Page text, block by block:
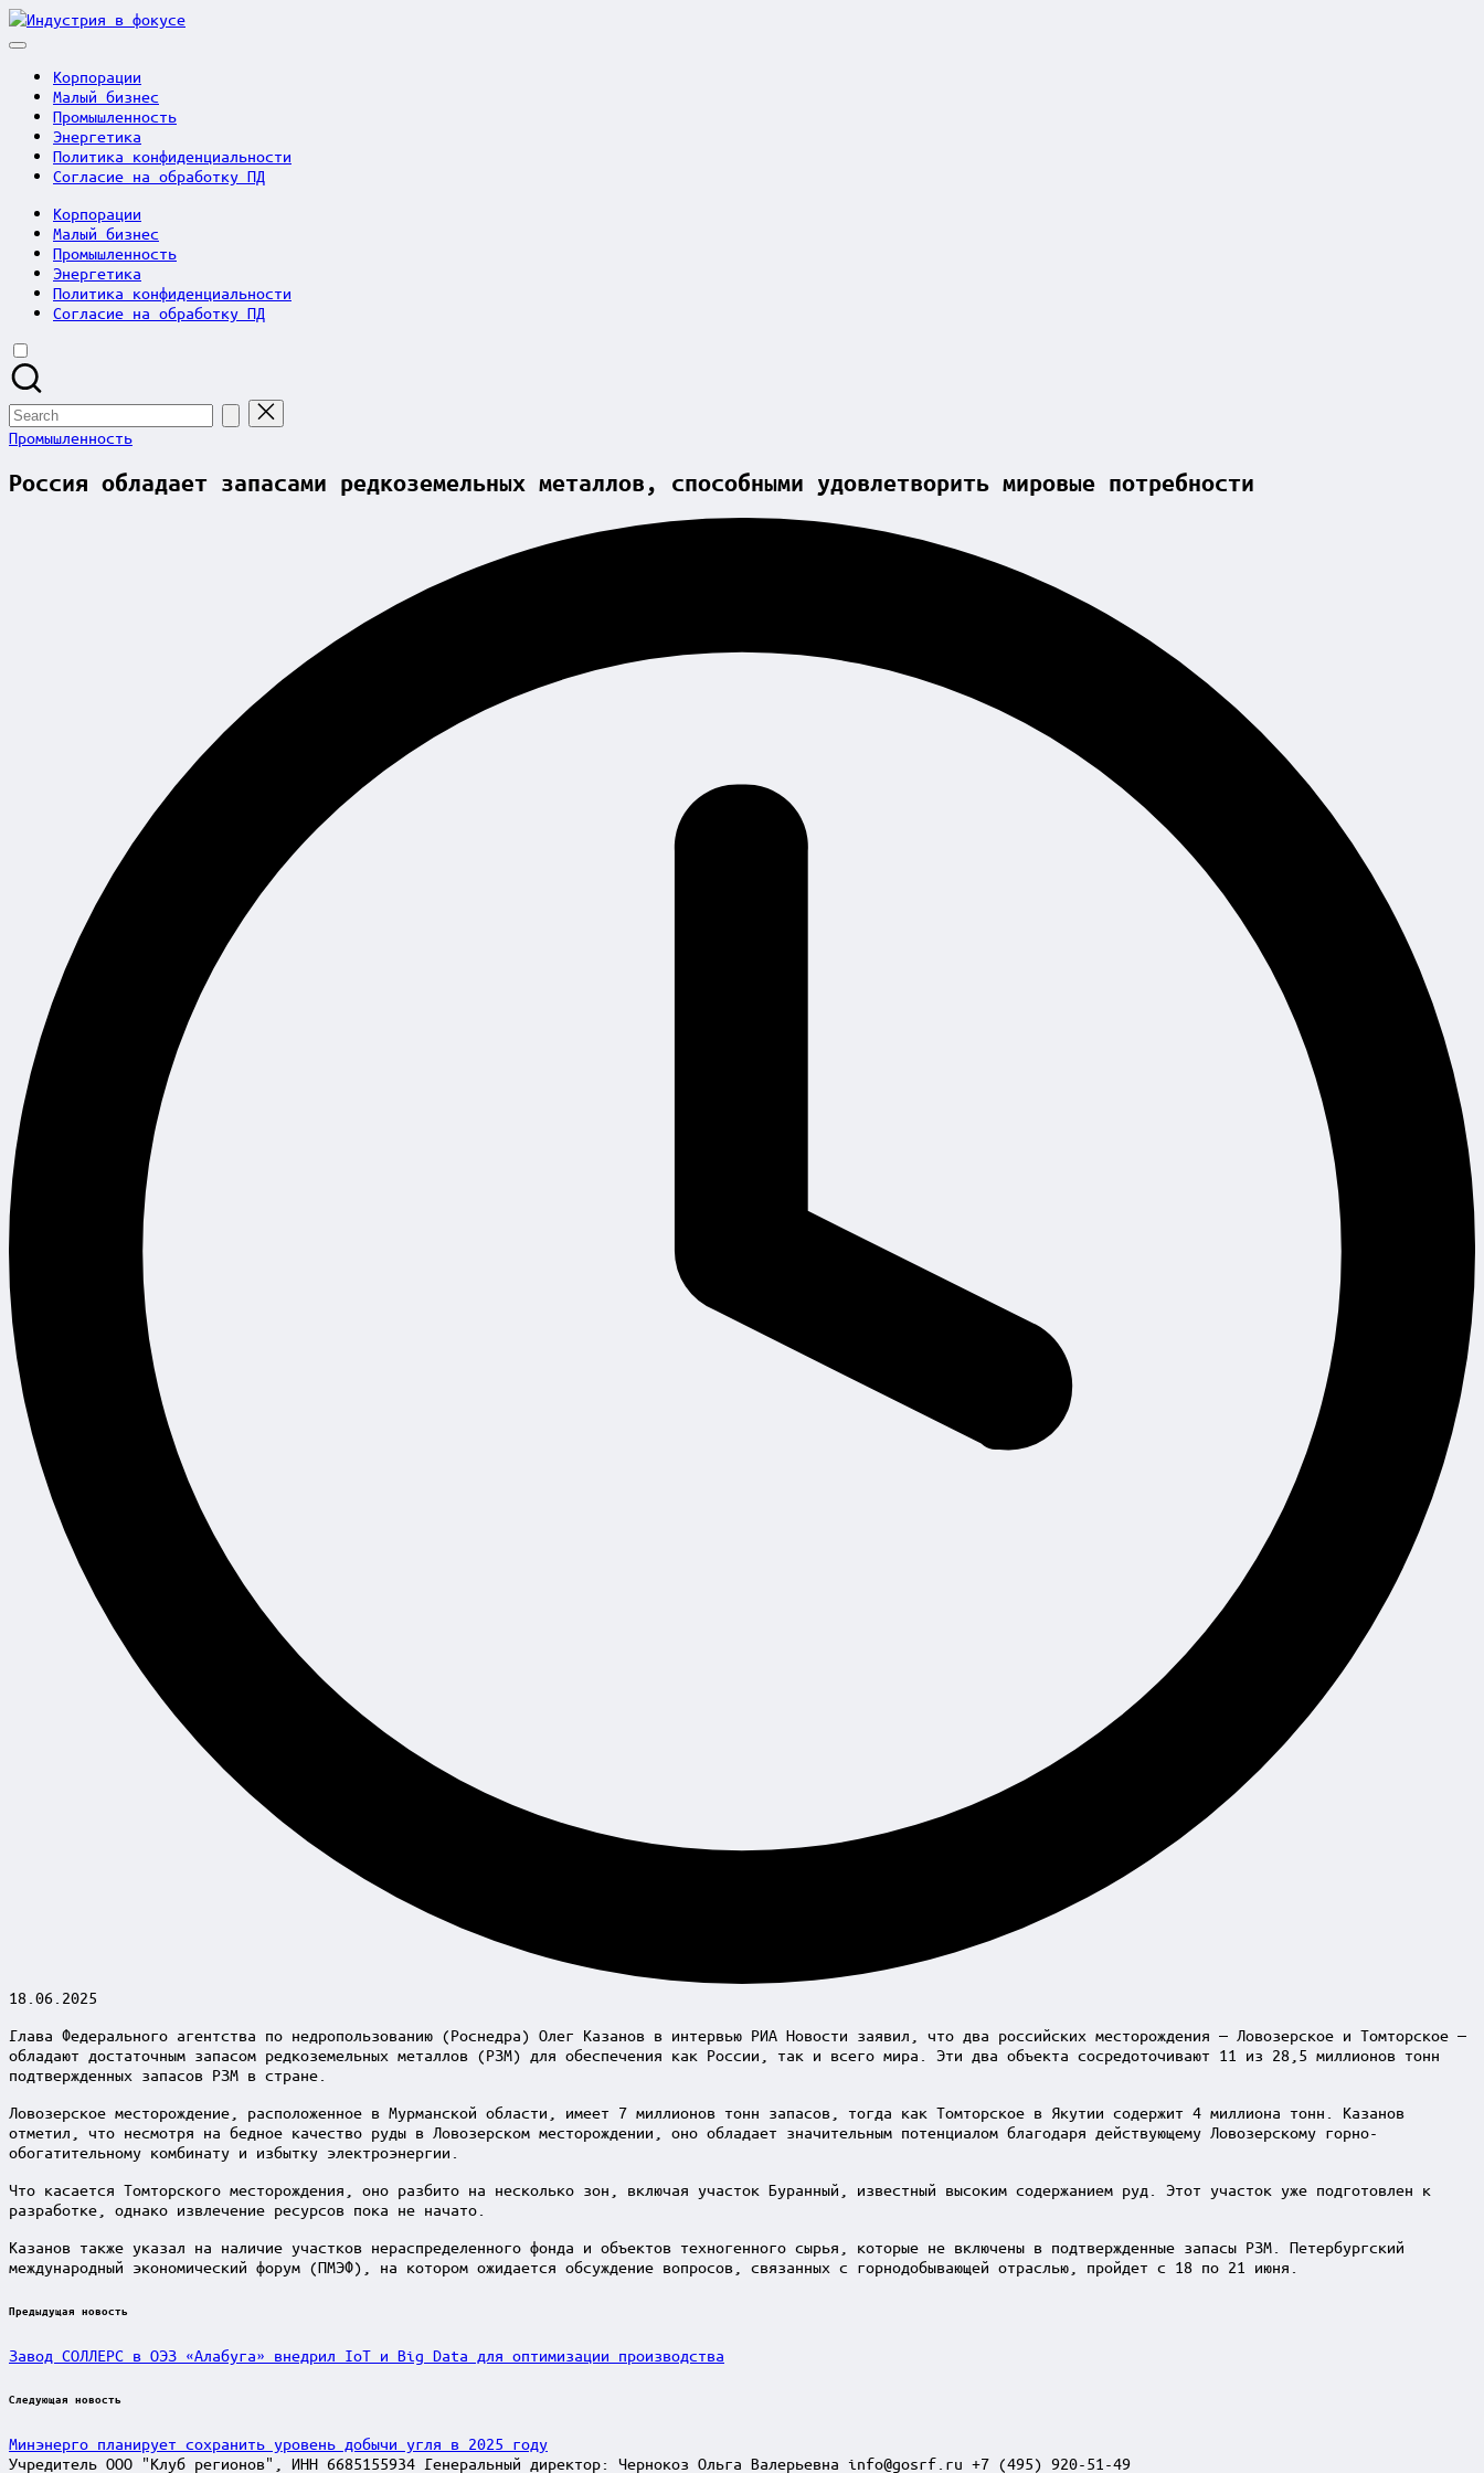
Skip
to
Индустрия
Корпорации
Малый бизнес
Промышленность
Энергетика
Политика конфиденциальности
Согласие на обработку ПД
Корпорации
Малый бизнес
Промышленность
Энергетика
Политика конфиденциальности
Согласие на обработку ПД
Search
for:
Posted
Промышленность
Россия обладает запасами редкоземельных металлов, способными удовлетворить мировые потребности
18.06.2025
Глава Федерального агентства по недропользованию (Роснедра) Олег Казанов в интервью РИА Новости заявил, что два российских месторождения — Ловозерское и Томторское —
обладают достаточным запасом редкоземельных металлов (РЗМ) для обеспечения как России, так и всего мира. Эти два объекта сосредоточивают 11 из 28,5 миллионов тонн
подтвержденных запасов РЗМ в стране.
Ловозерское месторождение, расположенное в Мурманской области, имеет 7 миллионов тонн запасов, тогда как Томторское в Якутии содержит 4 миллиона тонн. Казанов
отметил, что несмотря на бедное качество руды в Ловозерском месторождении, оно обладает значительным потенциалом благодаря действующему Ловозерскому горно-
обогатительному комбинату и избытку электроэнергии.
Что касается Томторского месторождения, оно разбито на несколько зон, включая участок Буранный, известный высоким содержанием руд. Этот участок уже подготовлен к
разработке, однако извлечение ресурсов пока не начато.
Казанов также указал на наличие участков нераспределенного фонда и объектов техногенного сырья, которые не включены в подтвержденные запасы РЗМ. Петербургский
международный экономический форум (ПМЭФ), на котором ожидается обсуждение вопросов, связанных с горнодобывающей отраслью, пройдет с 18 по 21 июня.
Post
Предыдущая новость
Завод СОЛЛЕРС в ОЭЗ «Алабуга» внедрил IoT и Big Data для оптимизации производства
Следующая новость
Минэнерго планирует сохранить уровень добычи угля в 2025 году
Учредитель ООО "Клуб регионов", ИНН 6685155934 Генеральный директор: Чернокоз Ольга Валерьевна info@gosrf.ru +7 (495) 920-51-49